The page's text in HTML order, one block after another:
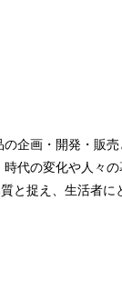
企画・開発・販
代の変化や人々
と捉え、生活者